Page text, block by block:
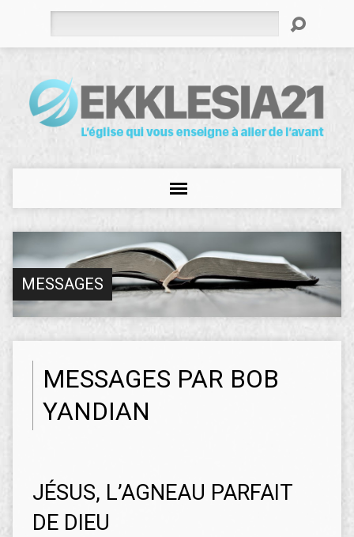
MESSAGES
MESSAGES PAR BOB
YANDIAN
JÉSUS, L’AGNEAU PARFAIT
DE DIEU